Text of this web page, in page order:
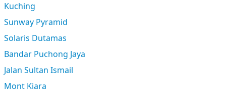
Kuching
Sunway Pyramid
Solaris Dutamas
Bandar Puchong Jaya
Jalan Sultan Ismail
Mont Kiara